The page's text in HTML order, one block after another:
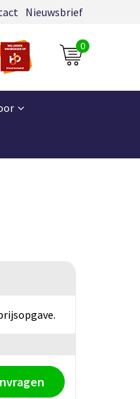
Nieuwsbrief
0